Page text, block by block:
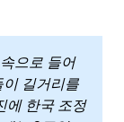
으로 들어
길거리를
에 한국 조정